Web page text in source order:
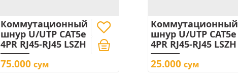
Коммутационный
шнур U/UTP CAT5e
4PR RJ45-RJ45 LSZH
75.000 сум
Коммутационный
шнур U/UTP CAT5e
4PR RJ45-RJ45 LSZH
25.000 сум